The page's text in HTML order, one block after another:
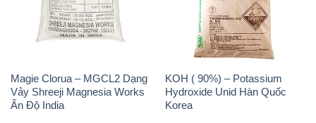
Magie Clorua – MGCL2 Dạng
Vảy Shreeji Magnesia Works
Ấn Độ India
KOH ( 90%) – Potassium
Hydroxide Unid Hàn Quốc
Korea